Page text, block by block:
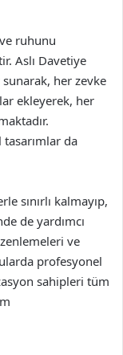
ruhunu
Aslı Davetiye
sunarak, her zevke
ekleyerek, her
da
sınırlı kalmayıp,
de yardımcı
ve
profesyonel
sahipleri tüm